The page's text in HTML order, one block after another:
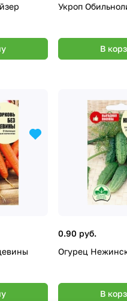
Укроп
В
0.90 руб.
Огурец
В
cookie